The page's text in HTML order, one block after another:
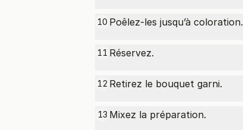
10 Poêlez-les jusqu’à coloration.
11 Réservez.
12 Retirez le bouquet garni.
13 Mixez la préparation.